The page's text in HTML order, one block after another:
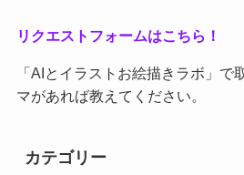
リクエストフォームはこちら！
「AIとイラストお絵描きラボ」で
マがあれば教えてください。
カテゴリー